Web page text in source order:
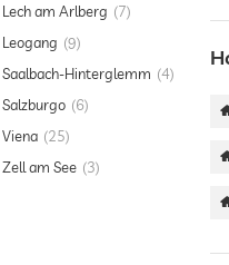
am Arlberg
7
9
Saalbach-Hinterglemm
4
6
25
am See
3